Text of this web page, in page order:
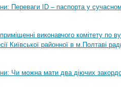
Переваги ID – паспорта у
виконавчого комітету по
Київської районної в м.Полтаві
Чи можна мати два діючих